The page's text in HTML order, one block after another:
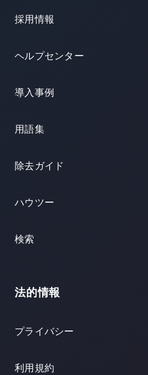
採用情報
ヘルプセンター
導入事例
用語集
除去ガイド
ハウツー
検索
法的情報
プライバシー
利用規約